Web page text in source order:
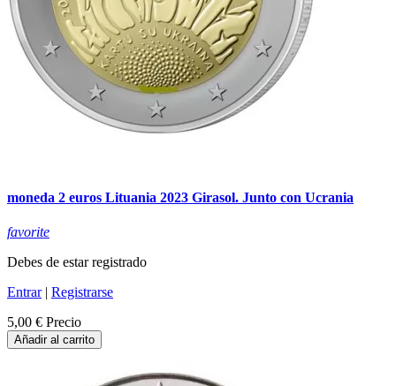
moneda 2 euros Lituania 2023 Girasol. Junto con Ucrania
favorite
Debes de estar registrado
Entrar| Registrarse
5,00 € Precio
Añadir al carrito